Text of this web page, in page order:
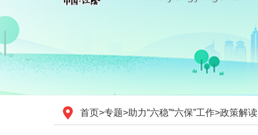
首页>专题>助力“六稳”“六保”工作>政策解读